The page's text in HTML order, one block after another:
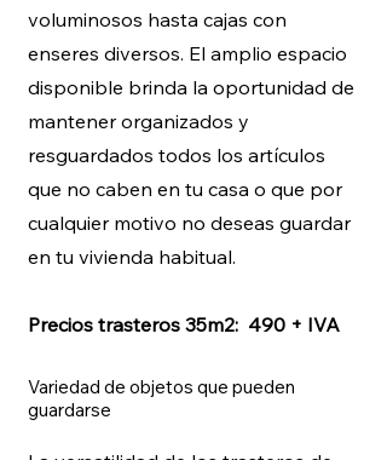
voluminosos hasta cajas con
enseres diversos. El amplio espacio
disponible brinda la oportunidad de
mantener organizados y
resguardados todos los artículos
que no caben en tu casa o que por
cualquier motivo no deseas guardar
en tu vivienda habitual.
Precios trasteros 35m2: 490 + IVA
Variedad de objetos que pueden
guardarse